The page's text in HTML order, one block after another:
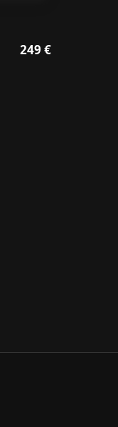
249 €